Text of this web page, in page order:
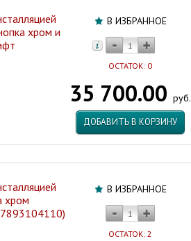
В ИЗБРАННОЕ
ОСТАТОК: 0
35 700.00 руб.
ДОБАВИТЬ В КОРЗИНУ
хром и
В ИЗБРАННОЕ
ОСТАТОК: 2
хром